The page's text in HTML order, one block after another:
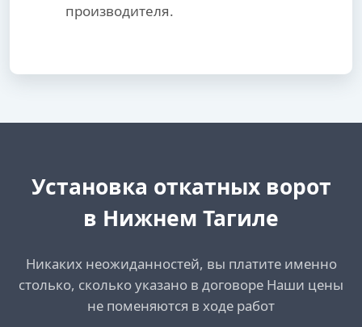
производителя.
Установка откатных ворот
в Нижнем Тагиле
Никаких неожиданностей, вы платите именно
столько, сколько указано в договоре Наши цены
не поменяются в ходе работ